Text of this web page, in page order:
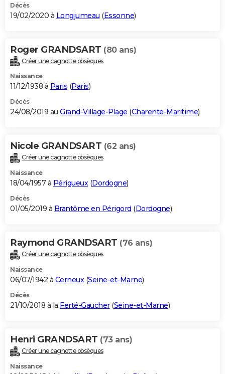
Décès
19/02/2020 à Longjumeau (Essonne)
Roger GRANDSART (80 ans)
Créer une cagnotte obsèques
Naissance
11/12/1938 à Paris (Paris)
Décès
24/08/2019 au Grand-Village-Plage (Charente-Maritime)
Nicole GRANDSART (62 ans)
Créer une cagnotte obsèques
Naissance
18/04/1957 à Périgueux(Dordogne)
Décès
01/05/2019 à Brantôme en Périgord (Dordogne)
Raymond GRANDSART (76 ans)
Créer une cagnotte obsèques
Naissance
06/07/1942 à Cerneux(Seine-et-Marne)
Décès
21/10/2018 à la Ferté-Gaucher(Seine-et-Marne)
Henri GRANDSART (73 ans)
Créer une cagnotte obsèques
Naissance